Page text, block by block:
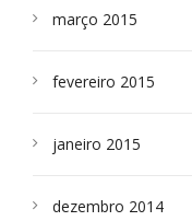
março 2015
fevereiro 2015
janeiro 2015
dezembro 2014